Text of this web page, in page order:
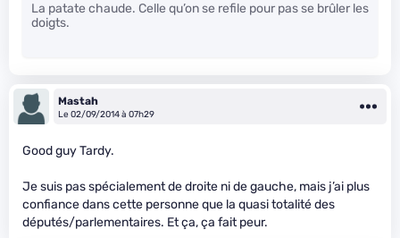
La patate chaude. Celle qu’on se refile pour pas se brûler les
doigts.
Mastah
Le 02/09/2014 à 07h29
Good guy Tardy.
Je suis pas spécialement de droite ni de gauche, mais j’ai plus
confiance dans cette personne que la quasi totalité des
députés/parlementaires. Et ça, ça fait peur.